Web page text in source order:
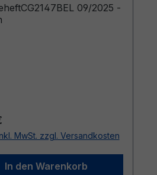
09/2025 -
Preis:
MwSt. zzgl. Versandkosten
In den Warenkorb